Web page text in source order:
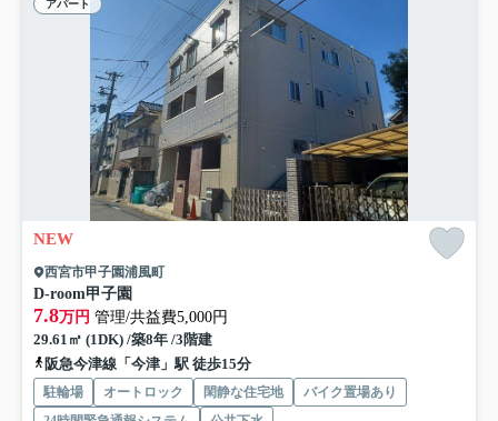
アパート
NEW
西宮市甲子園浦風町
D-room甲子園
7.8万円 管理/共益費5,000円
29.61㎡ (1DK) /築8年 /3階建
阪急今津線「今津」駅 徒歩15分
駐輪場 オートロック 閑静な住宅地
バイク置場あり